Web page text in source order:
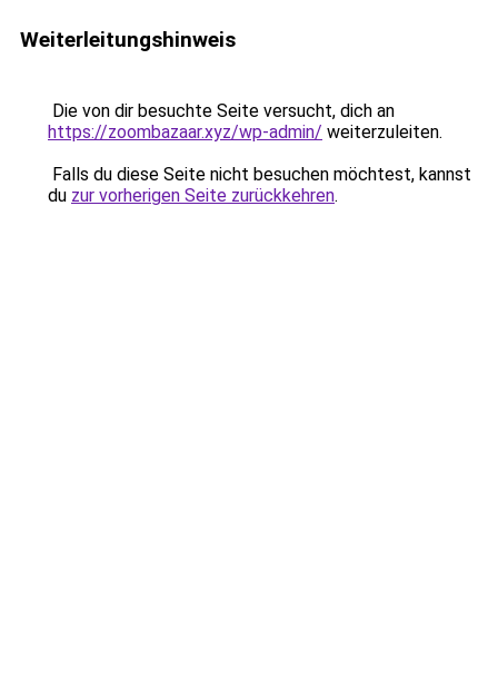
Weiterleitungshinweis
Die von dir besuchte Seite versucht, dich an
https://zoombazaar.xyz/wp-admin/ weiterzuleiten.
Falls du diese Seite nicht besuchen möchtest, kannst
du zur vorherigen Seite zurückkehren.